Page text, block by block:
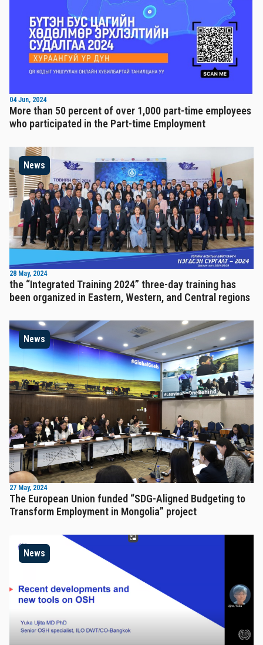
04 Jun, 2024
More than 50 percent of over 1,000 part-time employees
who participated in the Part-time Employment
News
28 May, 2024
the “Integrated Training 2024” three-day training has
been organized in Eastern, Western, and Central regions
News
27 May, 2024
The European Union funded “SDG-Aligned Budgeting to
Transform Employment in Mongolia” project
News